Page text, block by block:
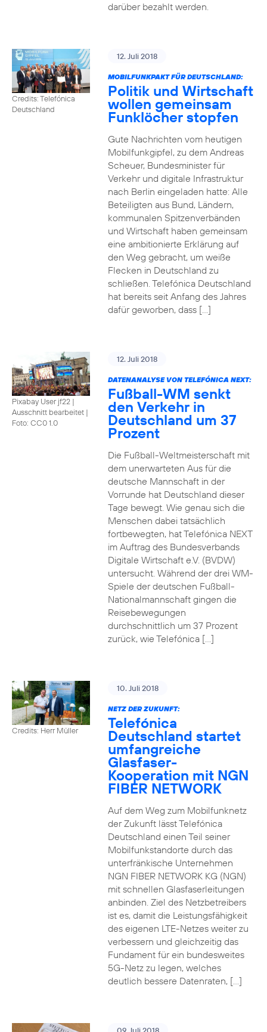
darüber bezahlt werden.
Credits: Telefónica
Deutschland
12. Juli 2018
MOBILFUNKPAKT FÜR DEUTSCHLAND:
Politik und Wirtschaft
wollen gemeinsam
Funklöcher stopfen
Gute Nachrichten vom heutigen
Mobilfunkgipfel, zu dem Andreas
Scheuer, Bundesminister für
Verkehr und digitale Infrastruktur
nach Berlin eingeladen hatte: Alle
Beteiligten aus Bund, Ländern,
kommunalen Spitzenverbänden
und Wirtschaft haben gemeinsam
eine ambitionierte Erklärung auf
den Weg gebracht, um weiße
Flecken in Deutschland zu
schließen. Telefónica Deutschland
hat bereits seit Anfang des Jahres
dafür geworben, dass […]
Pixabay User jf22 |
Ausschnitt bearbeitet |
Foto: CC0 1.0
12. Juli 2018
DATENANALYSE VON TELEFÓNICA NEXT:
Fußball-WM senkt
den Verkehr in
Deutschland um 37
Prozent
Die Fußball-Weltmeisterschaft mit
dem unerwarteten Aus für die
deutsche Mannschaft in der
Vorrunde hat Deutschland dieser
Tage bewegt. Wie genau sich die
Menschen dabei tatsächlich
fortbewegten, hat Telefónica NEXT
im Auftrag des Bundesverbands
Digitale Wirtschaft e.V. (BVDW)
untersucht. Während der drei WM-
Spiele der deutschen Fußball-
Nationalmannschaft gingen die
Reisebewegungen
durchschnittlich um 37 Prozent
zurück, wie Telefónica […]
Credits: Herr Müller
10. Juli 2018
NETZ DER ZUKUNFT:
Telefónica
Deutschland startet
umfangreiche
Glasfaser-
Kooperation mit NGN
FIBER NETWORK
Auf dem Weg zum Mobilfunknetz
der Zukunft lässt Telefónica
Deutschland einen Teil seiner
Mobilfunkstandorte durch das
unterfränkische Unternehmen
NGN FIBER NETWORK KG (NGN)
mit schnellen Glasfaserleitungen
anbinden. Ziel des Netzbetreibers
ist es, damit die Leistungsfähigkeit
des eigenen LTE-Netzes weiter zu
verbessern und gleichzeitig das
Fundament für ein bundesweites
5G-Netz zu legen, welches
deutlich bessere Datenraten, […]